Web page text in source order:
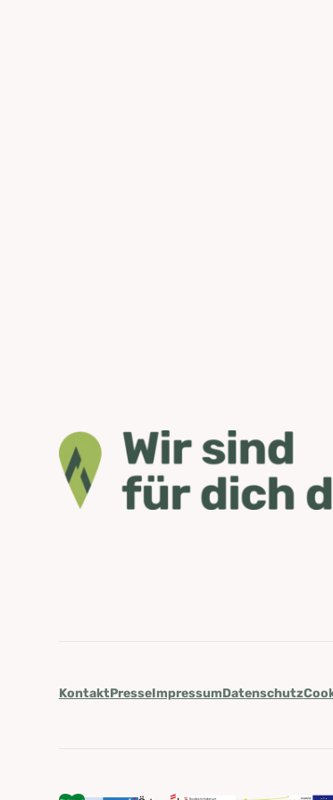
KontaktPresseImpressumDatenschutz